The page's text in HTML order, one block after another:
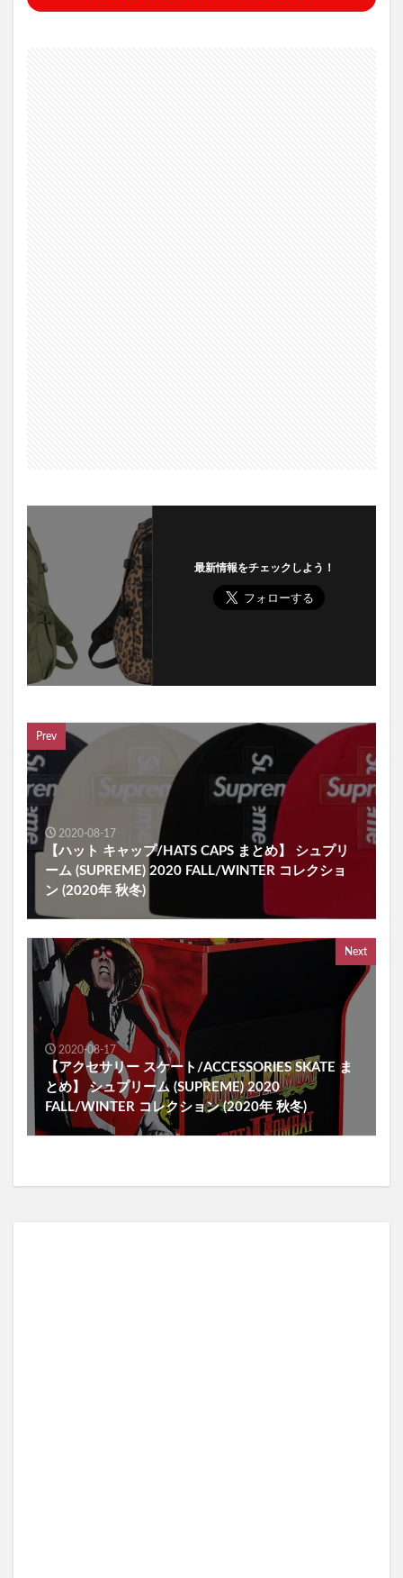
最新情報をチェックしよう！
Prev
2020-08-17
【ハット キャップ/HATS CAPS まとめ】 シュプリ
ーム (SUPREME) 2020 FALL/WINTER コレクショ
ン (2020年 秋冬)
Next
2020-08-17
【アクセサリー スケート/ACCESSORIES SKATE ま
とめ】 シュプリーム (SUPREME) 2020
FALL/WINTER コレクション (2020年 秋冬)